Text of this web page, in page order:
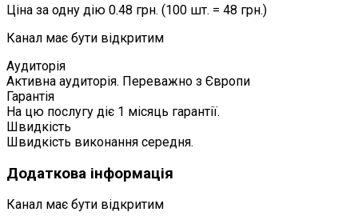
Ціна за одну дію 0.48 грн. (100 шт. = 48 грн.)
Канал має бути відкритим
Аудиторія
Активна аудиторія. Переважно з Європи
Гарантія
На цю послугу діє 1 місяць гарантії.
Швидкість
Швидкість виконання середня.
Додаткова інформація
Канал має бути відкритим